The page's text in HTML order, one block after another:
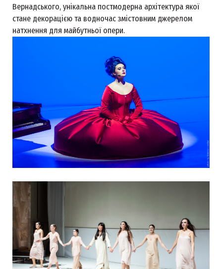
Вернадського, унікальна постмодерна архітектура якої
стане декорацією та водночас змістовним джерелом
натхнення для майбутньої опери.